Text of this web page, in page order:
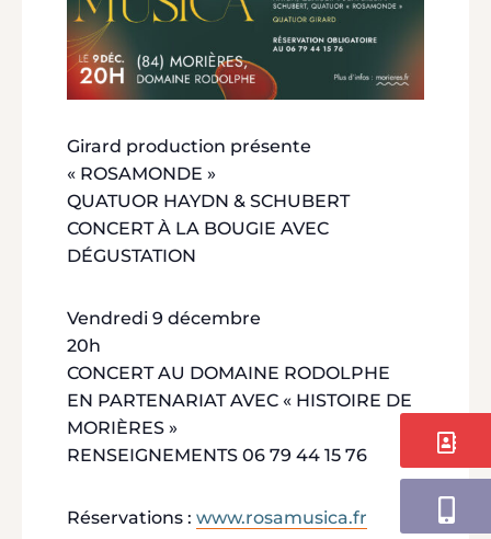
Girard production présente
« ROSAMONDE »
QUATUOR HAYDN & SCHUBERT
CONCERT À LA BOUGIE AVEC
DÉGUSTATION
Vendredi 9 décembre
20h
CONCERT AU DOMAINE RODOLPHE
EN PARTENARIAT AVEC « HISTOIRE DE
MORIÈRES »
RENSEIGNEMENTS 06 79 44 15 76
Réservations : www.rosamusica.fr
Contact
Application